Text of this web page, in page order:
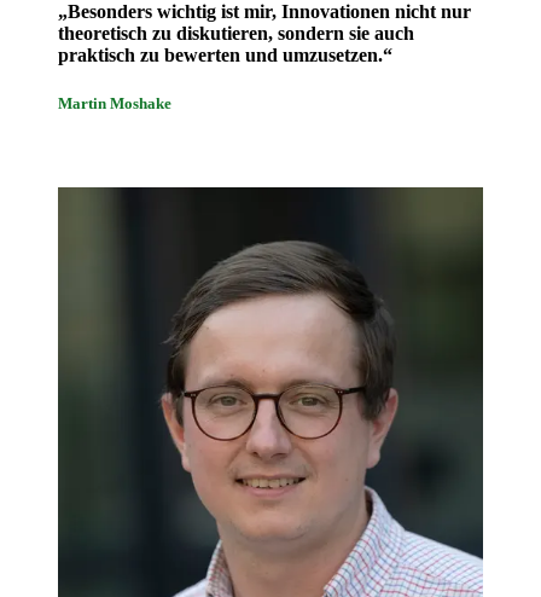
„Besonders wichtig ist mir, Innovationen nicht nur
theoretisch zu diskutieren, sondern sie auch
praktisch zu bewerten und umzusetzen.“
Martin Moshake